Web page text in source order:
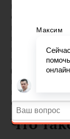
в систему
страхования
пластикового
карточка,
(ССГПС),
пластика и
Что